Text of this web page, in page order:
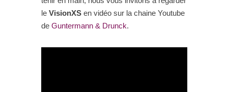
le VisionXSen vidéo sur la chaine Youtube
de Guntermann & Drunck.